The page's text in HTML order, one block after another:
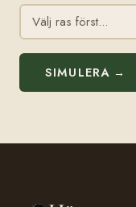
SIMULERA →